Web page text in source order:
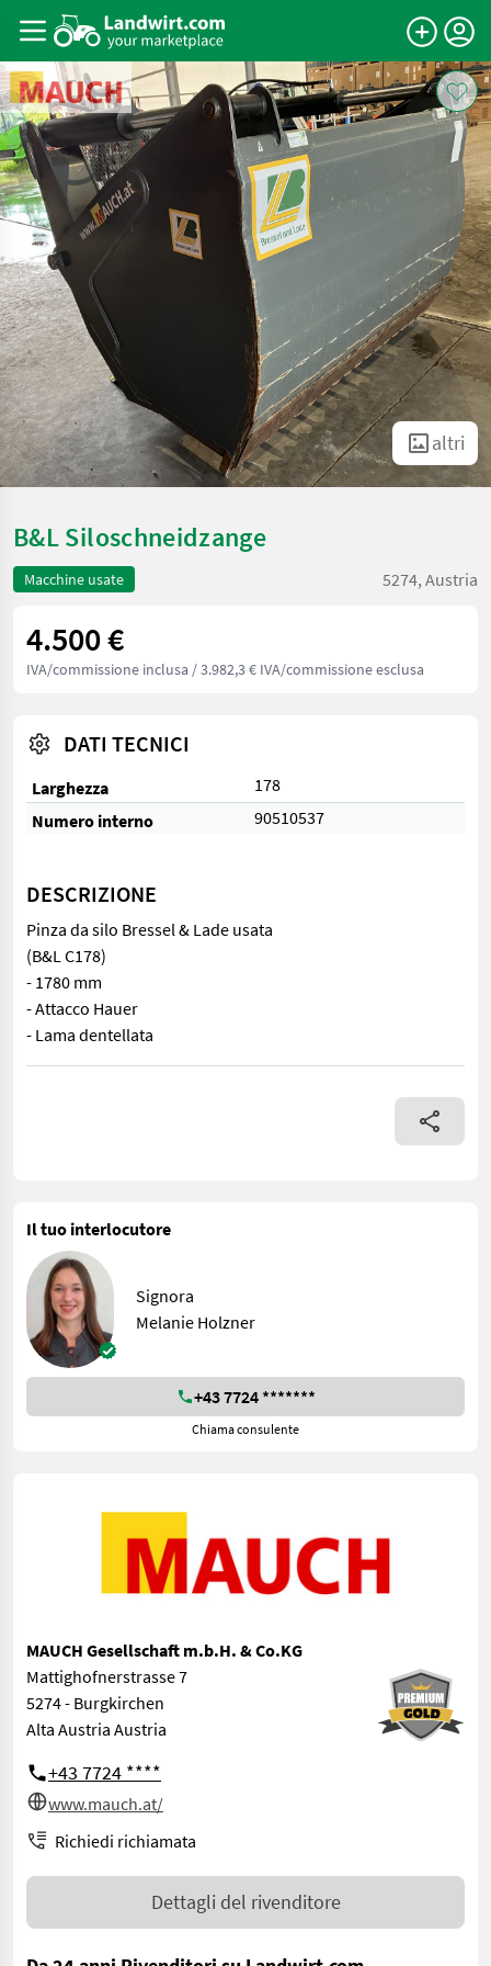
altri
B&L Siloschneidzange
Macchine usate 5274, Austria
4.500 €
IVA/commissione inclusa / 3.982,3 € IVA/commissione esclusa
DATI TECNICI
Larghezza
178
Numero interno
90510537
DESCRIZIONE
Pinza da silo Bressel & Lade usata
(B&L C178)
- 1780 mm
- Attacco Hauer
- Lama dentellata
Pinza da silo Bressel & Lade usata (B&L C178) - 1780 mm -
Il tuo interlocutore
Signora
Melanie Holzner
+43 7724 *******
Chiama consulente
MAUCH Gesellschaft m.b.H. & Co.KG
Mattighofnerstrasse 7
5274 - Burgkirchen
Alta Austria Austria
+43 7724 ****
www.mauch.at/
Richiedi richiamata
Dettagli del rivenditore